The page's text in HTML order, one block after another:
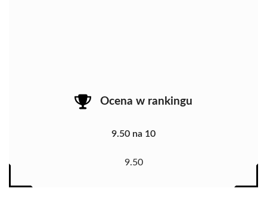
Ocena w rankingu
9.50 na 10
9.50